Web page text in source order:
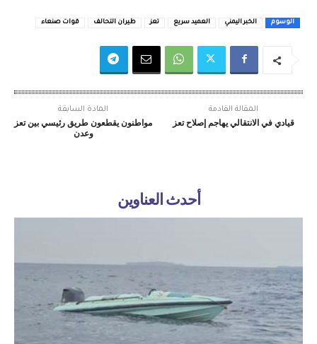
الوسوم الخبر اليمني العميد سريع تعز طيران التحالف قوات صنعاء
المادة السابقة
مواطنون يقطعون طريق رئيسي بين تعز
وعدن
المقالة القادمة
قيادي في الانتقالي يهاجم إصلاح تعز
أحدث العناوين